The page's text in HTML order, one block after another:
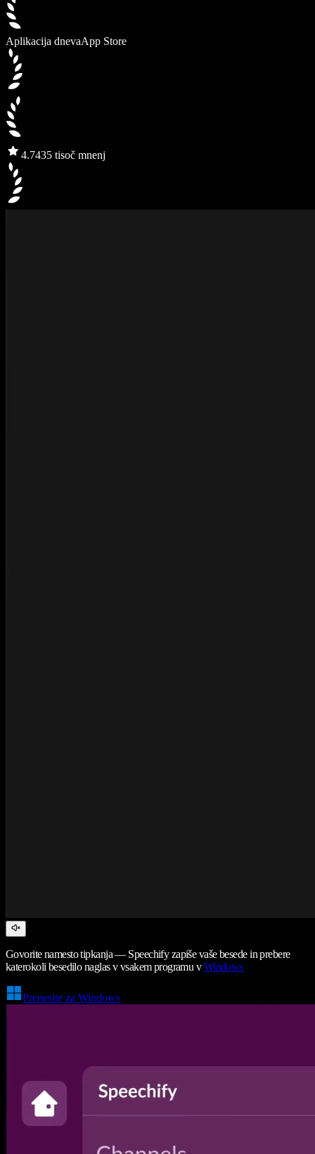
Aplikacija dnevaApp Store
4.7435 tisoč mnenj
Govorite namesto tipkanja — Speechify zapiše vaše besede in prebere
katerokoli besedilo naglas v vsakem programu vWindows
Prenesite za Windows